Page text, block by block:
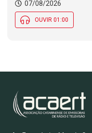
07/08/2026
OUVIR 01:00